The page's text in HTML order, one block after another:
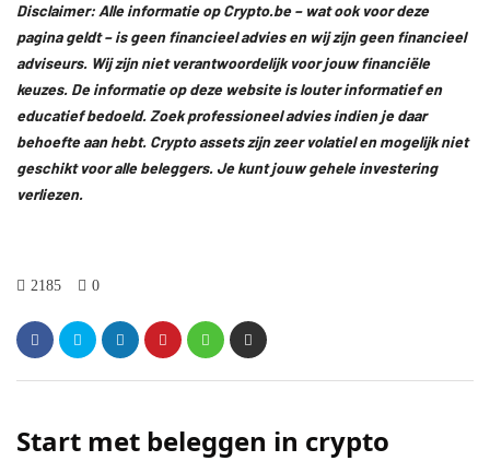
Disclaimer: Alle informatie op Crypto.be – wat ook voor deze
pagina geldt – is geen financieel advies en wij zijn geen financieel
adviseurs. Wij zijn niet verantwoordelijk voor jouw financiële
keuzes. De informatie op deze website is louter informatief en
educatief bedoeld. Zoek professioneel advies indien je daar
behoefte aan hebt. Crypto assets zijn zeer volatiel en mogelijk niet
geschikt voor alle beleggers. Je kunt jouw gehele investering
verliezen.
2185 0
Start met beleggen in crypto